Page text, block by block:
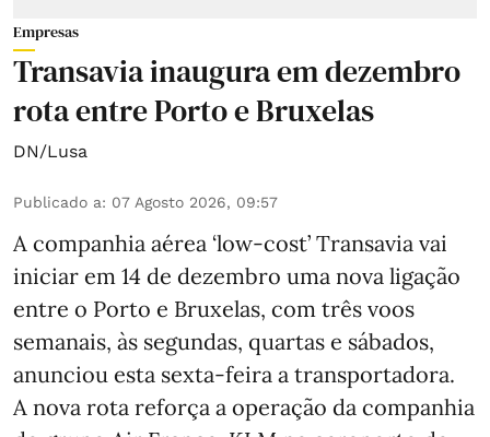
Empresas
Transavia inaugura em dezembro
rota entre Porto e Bruxelas
DN/Lusa
Publicado a: 07 Agosto 2026, 09:57
A companhia aérea ‘low-cost’ Transavia vai
iniciar em 14 de dezembro uma nova ligação
entre o Porto e Bruxelas, com três voos
semanais, às segundas, quartas e sábados,
anunciou esta sexta-feira a transportadora.
A nova rota reforça a operação da companhia